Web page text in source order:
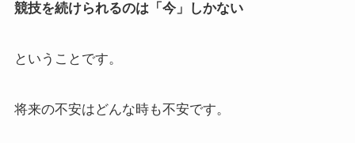
競技を続けられるのは「今」しかない
ということです。
将来の不安はどんな時も不安です。